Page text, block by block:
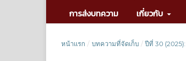
การส่งบทความ
เกี่ยวกับ
หน้าแรก / บทความที่จัดเก็บ / ปีที่ 30